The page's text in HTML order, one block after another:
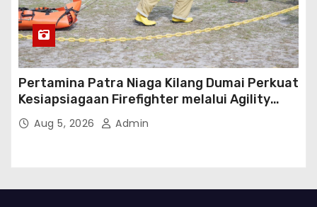
Pertamina Patra Niaga Kilang Dumai Perkuat
Kesiapsiagaan Firefighter melalui Agility
TestAug 5, 2026 Admin